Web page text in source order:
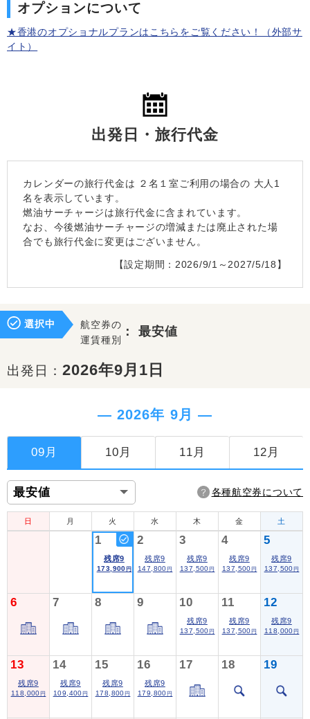
オプションについて
★香港のオプショナルプランはこちらをご覧ください！（外部サ
イト）
出発日・旅行代金
カレンダーの旅行代金は ２名１室ご利用の場合の 大人1
名を表示しています。
燃油サーチャージは旅行代金に含まれています。
なお、今後燃油サーチャージの増減または廃止された場
合でも旅行代金に変更はございません。
【設定期間：2026/9/1～2027/5/18】
選択中
航空券の
運賃種別
：最安値
出発日： 2026年9月1日
― 2026年 9月 ―
09月 10月 11月 12月
各種航空券について
日 月 火 水 木 金 土
1
残席9
173,900 円
2
残席9
147,800 円
3
残席9
137,500 円
4
残席9
137,500 円
5
残席9
137,500 円
6 7 8 9 10
残席9
137,500 円
11
残席9
137,500 円
12
残席9
118,000 円
13
残席9
118,000 円
14
残席9
109,400 円
15
残席9
178,800 円
16
残席9
179,800 円
17 18 19